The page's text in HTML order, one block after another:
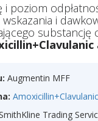
i poziom
wskazania i
substancję
Augmentin MFF
Trading